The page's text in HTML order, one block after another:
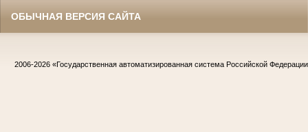
ОБЫЧНАЯ ВЕРСИЯ САЙТА
2006-2026 «Государственная автоматизированная система Российской